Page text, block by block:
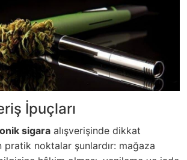
İpuçları
sigara alışverişinde dikkat
pratik noktalar şunlardır: mağaza